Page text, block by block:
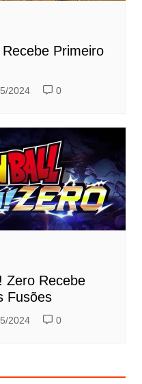
Primeiro
2024 0
Zero Recebe
Fusões
2024 0